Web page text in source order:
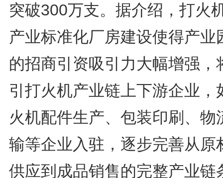
突破300万支。据介绍，打火
产业标准化厂房建设使得产业
的招商引资吸引力大幅增强，
引打火机产业链上下游企业，
火机配件生产、包装印刷、物
输等企业入驻，逐步完善从原
供应到成品销售的完整产业链